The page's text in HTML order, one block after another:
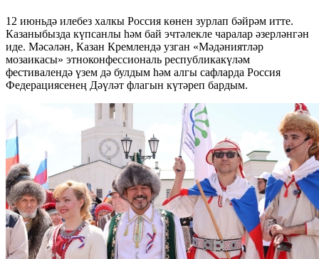
12 июньдә илебез халкы Россия көнен зурлап бәйрәм итте.
Казаныбызда күпсанлы һәм бай эчтәлекле чаралар әзерләнгән
иде. Мәсәлән, Казан Кремлендә узган «Мәдәниятләр
мозаикасы» этноконфессиональ республикакүләм
фестивалендә үзем дә булдым һәм алгы сафларда Россия
Федерациясенең Дәүләт флагын күтәреп бардым.